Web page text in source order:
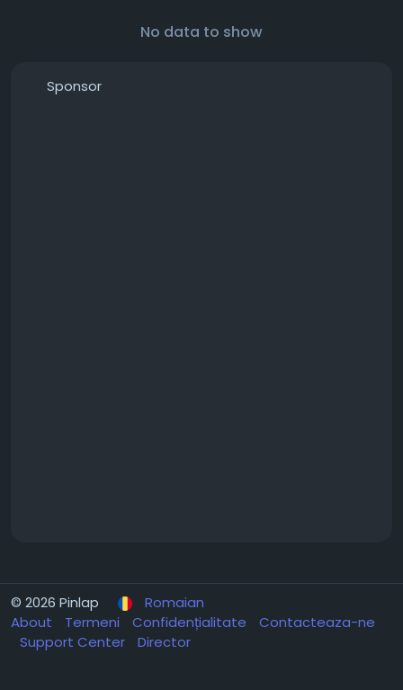
No data to show
Sponsor
© 2026 Pinlap
Romaian
About
Termeni Confidențialitate
Contacteaza-ne
Support Center
Director